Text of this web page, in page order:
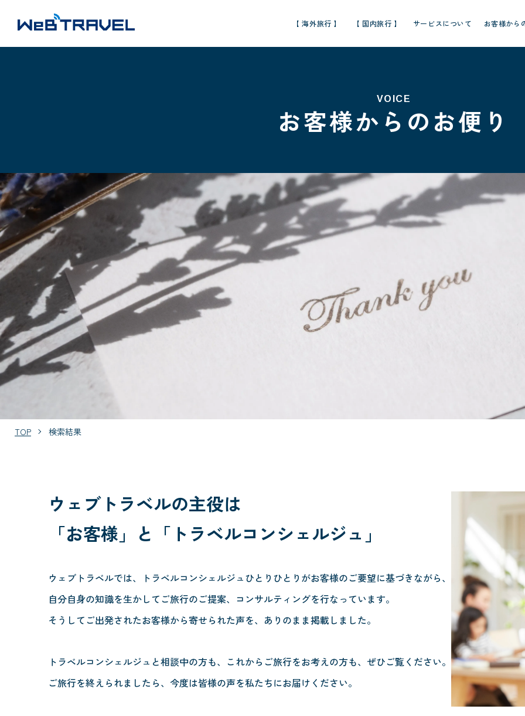
【 海外旅行 】 【 国内旅行 】 サービスについて お客様から
VOICE
お客様からのお便り
TOP 検索結果
ウェブトラベルの主役は
「お客様」と 「トラベルコンシェルジュ」
ウェブトラベルでは、トラベルコンシェルジュひとりひとりがお客様のご要望に基づきながら、
自分自身の知識を生かしてご旅行のご提案、コンサルティングを行なっています。
そうしてご出発されたお客様から寄せられた声を、ありのまま掲載しました。
トラベルコンシェルジュと相談中の方も、これからご旅行をお考えの方も、ぜひご覧ください。
ご旅行を終えられましたら、今度は皆様の声を私たちにお届けください。